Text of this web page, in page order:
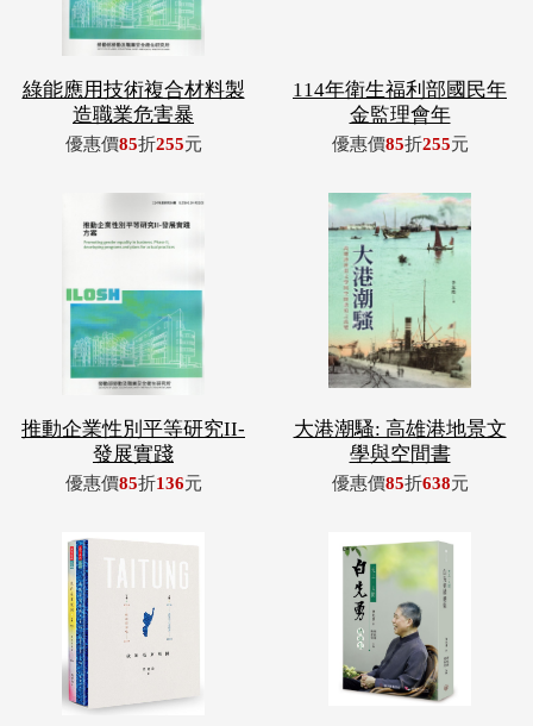
綠能應用技術複合材料製
造職業危害暴
優惠價85折255元
114年衛生福利部國民年
金監理會年
優惠價85折255元
推動企業性別平等研究II-
發展實踐
優惠價85折136元
大港潮騷: 高雄港地景文
學與空間書
優惠價85折638元